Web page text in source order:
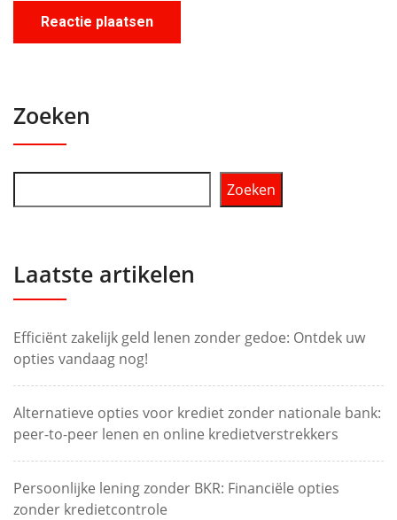
Zoeken
Zoeken
Laatste artikelen
Efficiënt zakelijk geld lenen zonder gedoe: Ontdek uw
opties vandaag nog!
Alternatieve opties voor krediet zonder nationale bank:
peer-to-peer lenen en online kredietverstrekkers
Persoonlijke lening zonder BKR: Financiële opties
zonder kredietcontrole